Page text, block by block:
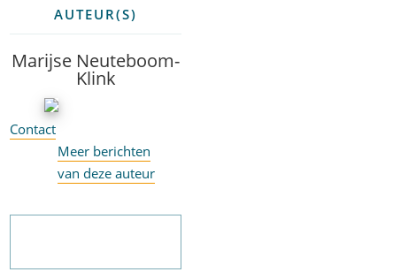
AUTEUR(S)
Marijse Neuteboom-
Klink
Contact
Meer berichten
van deze auteur